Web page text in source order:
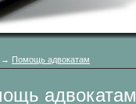
→ Помощь адвокатам
адвокатам